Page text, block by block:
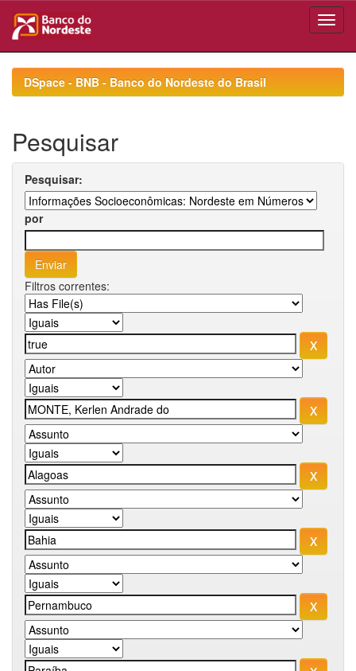
navigationDSpace - BNB - Banco do Nordeste do Brasil
Pesquisar
Pesquisar:
por
Filtros correntes: